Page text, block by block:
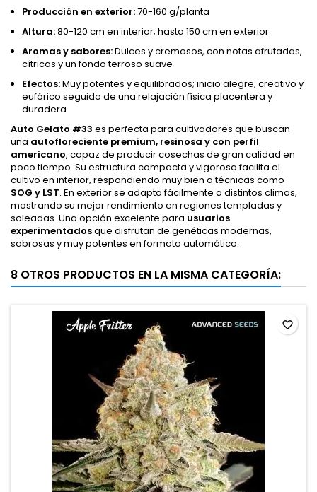
Producción en exterior:70-160 g/planta
Altura:80-120 cm en interior; hasta 150 cm en exterior
Aromas y sabores:Dulces y cremosos, con notas afrutadas,
cítricas y un fondo terroso suave
Efectos:Muy potentes y equilibrados; inicio alegre, creativo y
eufórico seguido de una relajación física placentera y
duradera
Auto Gelato #33 es perfecta para cultivadores que buscan
una autofloreciente premium, resinosa y con perfil
americano, capaz de producir cosechas de gran calidad en
poco tiempo. Su estructura compacta y vigorosa facilita el
cultivo en interior, respondiendo muy bien a técnicas como
SOG y LST. En exterior se adapta fácilmente a distintos climas,
mostrando su mejor rendimiento en regiones templadas y
soleadas. Una opción excelente para usuarios
experimentadosque disfrutan de genéticas modernas,
sabrosas y muy potentes en formato automático.
8 OTROS PRODUCTOS EN LA MISMA CATEGORÍA:
favorite_border